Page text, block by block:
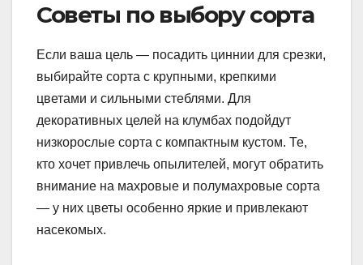
Советы по выбору сорта
Если ваша цель — посадить циннии для срезки,
выбирайте сорта с крупными, крепкими
цветами и сильными стеблями. Для
декоративных целей на клумбах подойдут
низкорослые сорта с компактным кустом. Те,
кто хочет привлечь опылителей, могут обратить
внимание на махровые и полумахровые сорта
— у них цветы особенно яркие и привлекают
насекомых.